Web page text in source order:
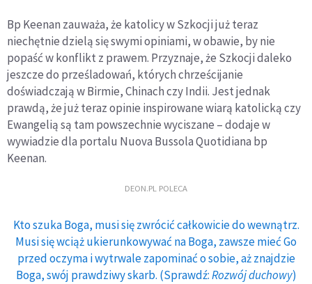
Bp Keenan zauważa, że katolicy w Szkocji już teraz
niechętnie dzielą się swymi opiniami, w obawie, by nie
popaść w konflikt z prawem. Przyznaje, że Szkocji daleko
jeszcze do prześladowań, których chrześcijanie
doświadczają w Birmie, Chinach czy Indii. Jest jednak
prawdą, że już teraz opinie inspirowane wiarą katolicką czy
Ewangelią są tam powszechnie wyciszane – dodaje w
wywiadzie dla portalu Nuova Bussola Quotidiana bp
Keenan.
DEON.PL POLECA
Kto szuka Boga, musi się zwrócić całkowicie do wewnątrz.
Musi się wciąż ukierunkowywać na Boga, zawsze mieć Go
przed oczyma i wytrwale zapominać o sobie, aż znajdzie
Boga, swój prawdziwy skarb. (Sprawdź:Rozwój duchowy)